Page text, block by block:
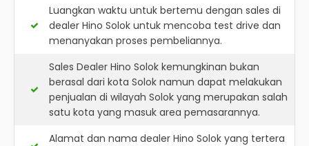
Luangkan waktu untuk bertemu dengan sales di
dealer Hino Solok untuk mencoba test drive dan
menanyakan proses pembeliannya.
Sales Dealer Hino Solok kemungkinan bukan
berasal dari kota Solok namun dapat melakukan
penjualan di wilayah Solok yang merupakan salah
satu kota yang masuk area pemasarannya.
Alamat dan nama dealer Hino Solok yang tertera